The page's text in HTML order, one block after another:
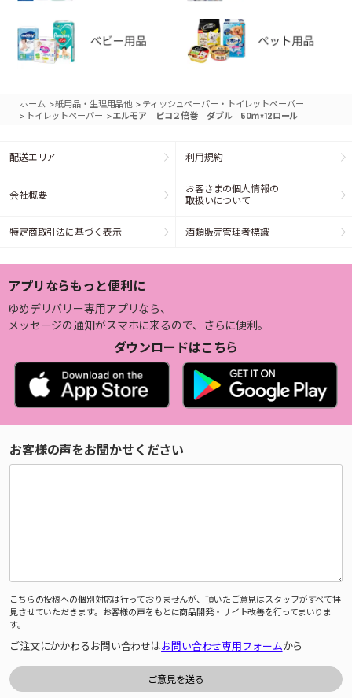
ホーム >紙用品・生理用品他 > ティッシュペーパー・トイレットペーパー
> トイレットペーパー >エルモア ピコ２倍巻 ダブル 50ｍ×12ロール
配送エリア 利用規約
会社概要
お客さまの個人情報の
取扱いについて
特定商取引法に基づく表示 酒類販売管理者標識
アプリならもっと便利に
ゆめデリバリー専用アプリなら、
メッセージの通知がスマホに来るので、さらに便利。
ダウンロードはこちら
お客様の声をお聞かせください
こちらの投稿への個別対応は行っておりませんが、頂いたご意見はスタッフがすべて拝
見させていただきます。お客様の声をもとに商品開発・サイト改善を行ってまいりま
す。
ご注文にかかわるお問い合わせはお問い合わせ専用フォームから